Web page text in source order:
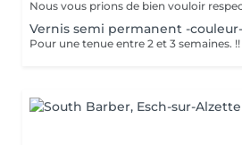
Vernis semi permanent -